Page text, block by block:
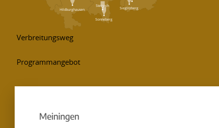
Sieglitzberg
Steinach
Sonneberg
Hildburghausen
Meiningen